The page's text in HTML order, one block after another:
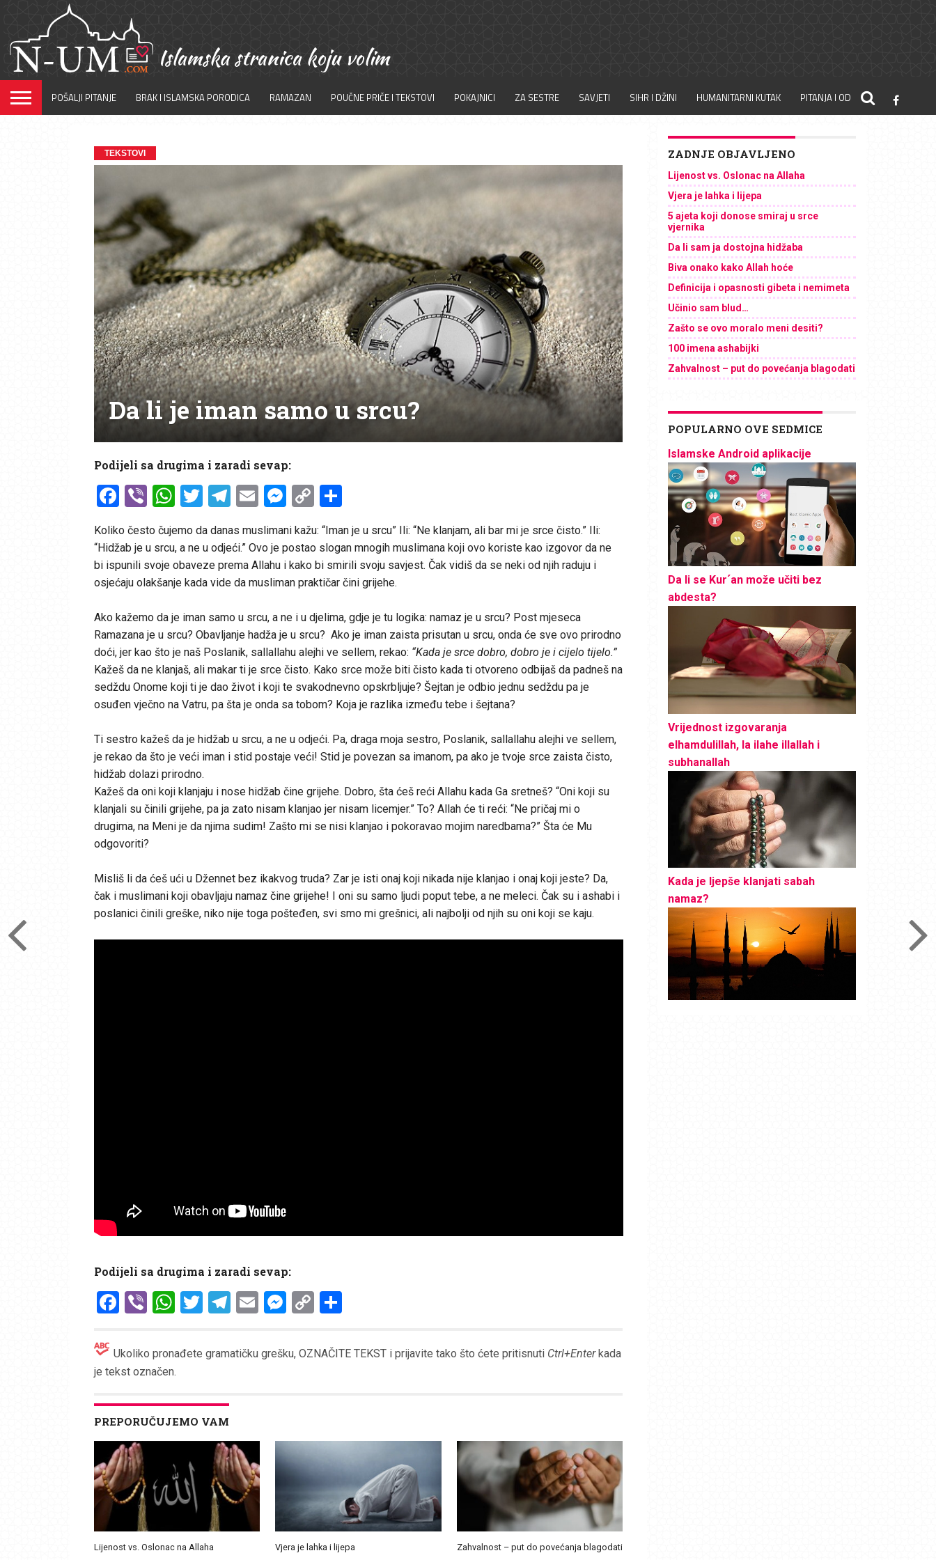
POŠALJI PITANJE BRAK I ISLAMSKA PORODICA RAMAZAN POUČNE PRIČE I TEKSTOVI POKAJNICI ZA SESTRE SAVJETI SIHR I DŽINI HUMANITARNI KUTAK PITANJA I ODGOVORI
TEKSTOVI
Da li je iman samo u srcu?
Podijeli sa drugima i zaradi sevap:
Facebook
ViberWhatsApp
Twitter
Telegram
EmailMessenger
Copy
Link
Share
Koliko često čujemo da danas muslimani kažu: “Iman je u srcu” Ili: “Ne klanjam, ali bar mi je srce čisto.” Ili:
“Hidžab je u srcu, a ne u odjeći.” Ovo je postao slogan mnogih muslimana koji ovo koriste kao izgovor da ne
bi ispunili svoje obaveze prema Allahu i kako bi smirili svoju savjest. Čak vidiš da se neki od njih raduju i
osjećaju olakšanje kada vide da musliman praktičar čini grijehe.
Ako kažemo da je iman samo u srcu, a ne i u djelima, gdje je tu logika: namaz je u srcu? Post mjeseca
Ramazana je u srcu? Obavljanje hadža je u srcu? Ako je iman zaista prisutan u srcu, onda će sve ovo prirodno
doći, jer kao što je naš Poslanik, sallallahu alejhi ve sellem, rekao: “Kada je srce dobro, dobro je i cijelo tijelo.”
Kažeš da ne klanjaš, ali makar ti je srce čisto. Kako srce može biti čisto kada ti otvoreno odbijaš da padneš na
sedždu Onome koji ti je dao život i koji te svakodnevno opskrbljuje? Šejtan je odbio jednu sedždu pa je
osuđen vječno na Vatru, pa šta je onda sa tobom? Koja je razlika između tebe i šejtana?
Ti sestro kažeš da je hidžab u srcu, a ne u odjeći. Pa, draga moja sestro, Poslanik, sallallahu alejhi ve sellem,
je rekao da što je veći iman i stid postaje veći! Stid je povezan sa imanom, pa ako je tvoje srce zaista čisto,
hidžab dolazi prirodno.
Kažeš da oni koji klanjaju i nose hidžab čine grijehe. Dobro, šta ćeš reći Allahu kada Ga sretneš? “Oni koji su
klanjali su činili grijehe, pa ja zato nisam klanjao jer nisam licemjer.” To? Allah će ti reći: “Ne pričaj mi o
drugima, na Meni je da njima sudim! Zašto mi se nisi klanjao i pokoravao mojim naredbama?” Šta će Mu
odgovoriti?
Misliš li da ćeš ući u Džennet bez ikakvog truda? Zar je isti onaj koji nikada nije klanjao i onaj koji jeste? Da,
čak i muslimani koji obavljaju namaz čine grijehe! I oni su samo ljudi poput tebe, a ne meleci. Čak su i ashabi i
poslanici činili greške, niko nije toga pošteđen, svi smo mi grešnici, ali najbolji od njih su oni koji se kaju.
Podijeli sa drugima i zaradi sevap:
Facebook
ViberWhatsApp
Twitter
Telegram
EmailMessenger
CopyShare
Ukoliko pronađete gramatičku grešku, OZNAČITE TEKST i prijavite tako što ćete pritisnuti Ctrl+Enterkada
je tekst označen.
PREPORUČUJEMO VAM
Lijenost vs. Oslonac na Allaha Vjera je lahka i lijepa Zahvalnost – put do povećanja blagodati
ZADNJE OBJAVLJENO
Lijenost vs. Oslonac na Allaha
Vjera je lahka i lijepa
5 ajeta koji donose smiraj u srce
vjernika
Da li sam ja dostojna hidžaba
Biva onako kako Allah hoće
Definicija i opasnosti gibeta i nemimeta
Učinio sam blud…
Zašto se ovo moralo meni desiti?
100 imena ashabijki
Zahvalnost – put do povećanja blagodati
POPULARNO OVE SEDMICE
Islamske Android aplikacije
Da li se Kur´an može učiti bez
abdesta?
Vrijednost izgovaranja
elhamdulillah, la ilahe illallah i
subhanallah
Kada je ljepše klanjati sabah
namaz?